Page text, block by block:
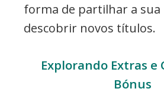
forma de partilhar a sua
descobrir novos títulos.
Explorando Extras e
Bónus